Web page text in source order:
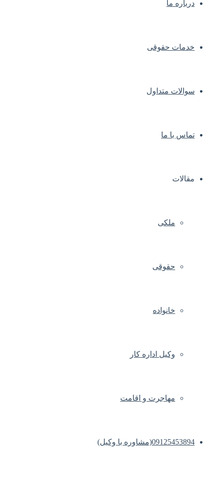
درباره ما
خدمات حقوقی
سوالات متداول
تماس با ما
مقالات
ملکی
حقوقی
خانواده
وکیل اداره کار
مهاجرت و اقامت
09125453894(مشاوره با وکیل)